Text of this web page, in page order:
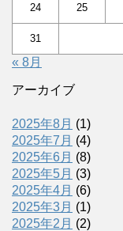
24 25
31
« 8月
アーカイブ
2025年8月 (1)
2025年7月 (4)
2025年6月 (8)
2025年5月 (3)
2025年4月 (6)
2025年3月 (1)
2025年2月 (2)